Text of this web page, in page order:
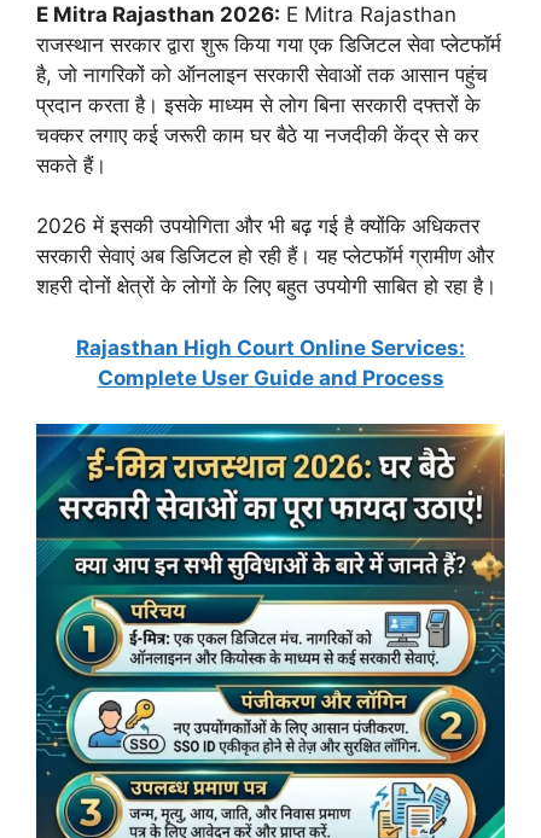
E Mitra Rajasthan 2026: E Mitra Rajasthan
राजस्थान सरकार द्वारा शुरू किया गया एक डिजिटल सेवा प्लेटफॉर्म
है, जो नागरिकों को ऑनलाइन सरकारी सेवाओं तक आसान पहुंच
प्रदान करता है। इसके माध्यम से लोग बिना सरकारी दफ्तरों के
चक्कर लगाए कई जरूरी काम घर बैठे या नजदीकी केंद्र से कर
सकते हैं।
2026 में इसकी उपयोगिता और भी बढ़ गई है क्योंकि अधिकतर
सरकारी सेवाएं अब डिजिटल हो रही हैं। यह प्लेटफॉर्म ग्रामीण और
शहरी दोनों क्षेत्रों के लोगों के लिए बहुत उपयोगी साबित हो रहा है।
Rajasthan High Court Online Services:
Complete User Guide and Process